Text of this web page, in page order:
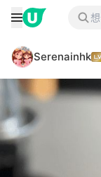
Serenainhk